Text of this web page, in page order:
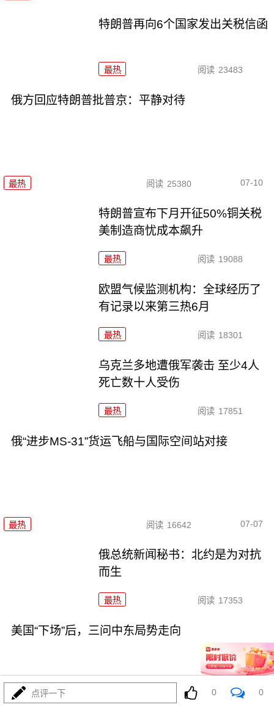
特朗普再向6个国家发出关税信函
最热 阅读 23483
俄方回应特朗普批普京：平静对待
最热 阅读 25380 07-10
特朗普宣布下月开征50%铜关税
美制造商忧成本飙升
最热 阅读 19088
欧盟气候监测机构：全球经历了
有记录以来第三热6月
最热 阅读 18301
乌克兰多地遭俄军袭击 至少4人
死亡数十人受伤
最热 阅读 17851
俄“进步MS-31”货运飞船与国际空间站对接
最热 阅读 16642 07-07
俄总统新闻秘书：北约是为对抗
而生
最热 阅读 17353
美国“下场”后，三问中东局势走向
点评一下 0 0